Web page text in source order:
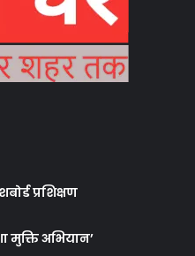
प्रशिक्षण
अभियान’